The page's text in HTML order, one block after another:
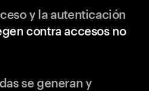
y la autenticación
contra accesos no
se generan y